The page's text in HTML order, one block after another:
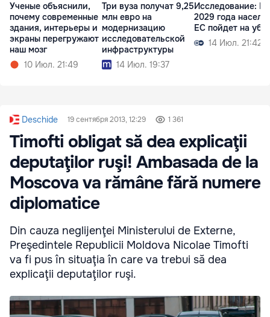
Ученые объяснили,
почему современные
здания, интерьеры и
экраны перегружают
наш мозг
10 Июл. 21:49
Три вуза получат 9,25
млн евро на
модернизацию
исследовательской
инфраструктуры
14 Июл. 19:37
Исследование:
2029 года
ЕС пойдет на
14 Июл. 21:42
Deschide 19 сентября 2013, 12:29 1 361
Timofti obligat să dea explicaţii
deputaţilor ruşi! Ambasada de la
Moscova va rămâne fără numere
diplomatice
Din cauza neglijenţei Ministerului de Externe,
Preşedintele Republicii Moldova Nicolae Timofti
va fi pus în situaţia în care va trebui să dea
explicaţii deputaţilor ruşi.